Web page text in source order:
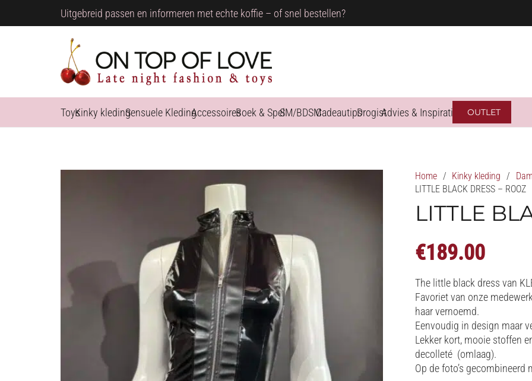
Uitgebreid passen en informeren met echte koffie – of snel bestellen?
ToysKinky kledingSensuele KledingAccessoiresBoek & SpelSM/BDSMCadeautipsDrogistAdvies & Inspiratie OUTLET
Home / Kinky kleding /
LITTLE BLACK DRESS – ROOZ
LITTLE
€189.00
The little black dress van
Favoriet van onze
haar vernoemd.
Eenvoudig in design maar
Lekker kort, mooie stoffen
decolleté (omlaag).
Op de foto’s